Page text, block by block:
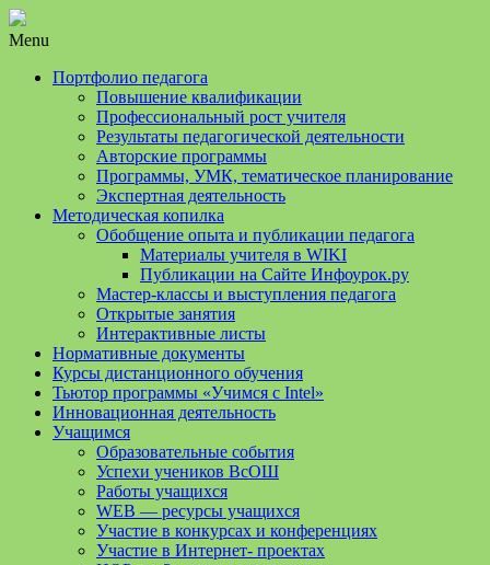
Menu
Портфолио педагога
Повышение квалификации
Профессиональный рост учителя
Результаты педагогической деятельности
Авторские программы
Программы, УМК, тематическое планирование
Экспертная деятельность
Методическая копилка
Обобщение опыта и публикации педагога
Материалы учителя в WIKI
Публикации на Сайте Инфоурок.ру
Мастер-классы и выступления педагога
Открытые занятия
Интерактивные листы
Нормативные документы
Курсы дистанционного обучения
Тьютор программы «Учимся с Intel»
Инновационная деятельность
Учащимся
Образовательные события
Успехи учеников ВсОШ
Работы учащихся
WEB — ресурсы учащихся
Участие в конкурсах и конференциях
Участие в Интернет- проектах